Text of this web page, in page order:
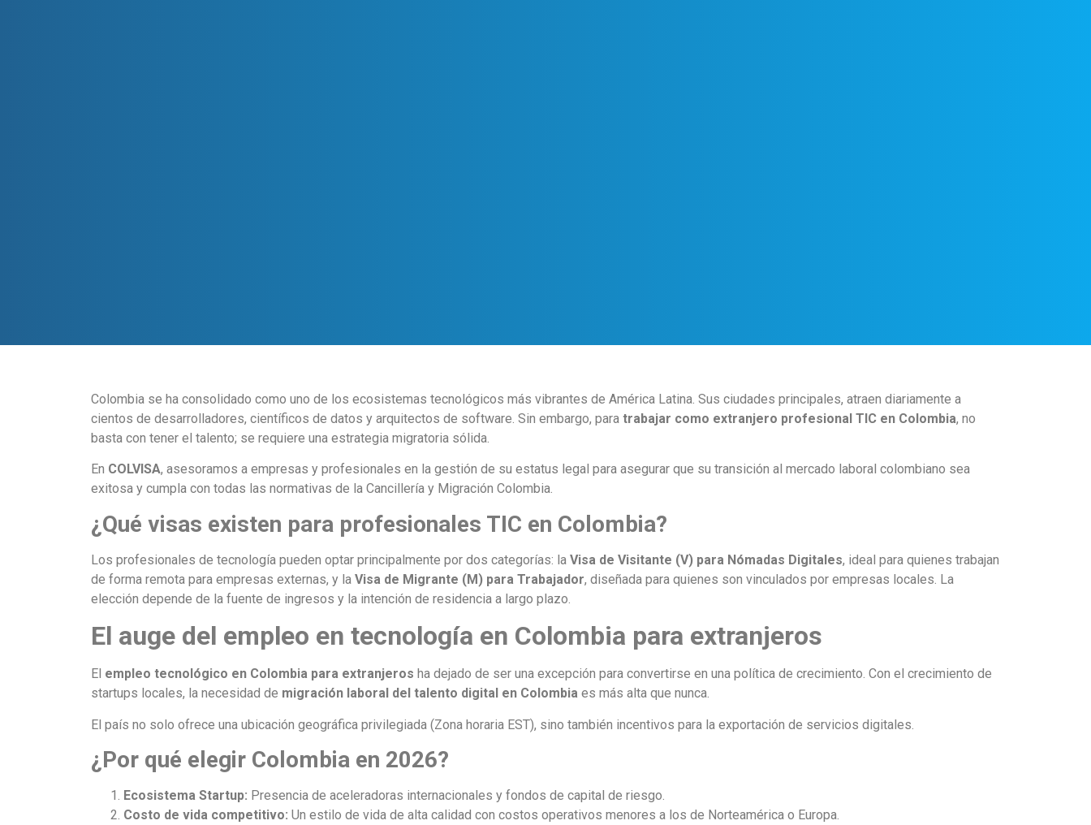
Colombia se ha consolidado como uno de los ecosistemas tecnológicos más vibrantes de América Latina. Sus ciudades principales, atraen diariamente a
cientos de desarrolladores, científicos de datos y arquitectos de software. Sin embargo, para trabajar como extranjero profesional TIC en Colombia, no
basta con tener el talento; se requiere una estrategia migratoria sólida.
En COLVISA, asesoramos a empresas y profesionales en la gestión de su estatus legal para asegurar que su transición al mercado laboral colombiano sea
exitosa y cumpla con todas las normativas de la Cancillería y Migración Colombia.
¿Qué visas existen para profesionales TIC en Colombia?
Los profesionales de tecnología pueden optar principalmente por dos categorías: la Visa de Visitante (V) para Nómadas Digitales, ideal para quienes trabajan
de forma remota para empresas externas, y la Visa de Migrante (M) para Trabajador, diseñada para quienes son vinculados por empresas locales. La
elección depende de la fuente de ingresos y la intención de residencia a largo plazo.
El auge del empleo en tecnología en Colombia para extranjeros
El empleo tecnológico en Colombia para extranjeros ha dejado de ser una excepción para convertirse en una política de crecimiento. Con el crecimiento de
startups locales, la necesidad de migración laboral del talento digital en Colombia es más alta que nunca.
El país no solo ofrece una ubicación geográfica privilegiada (Zona horaria EST), sino también incentivos para la exportación de servicios digitales.
¿Por qué elegir Colombia en 2026?
Ecosistema Startup: Presencia de aceleradoras internacionales y fondos de capital de riesgo.
Costo de vida competitivo: Un estilo de vida de alta calidad con costos operativos menores a los de Norteamérica o Europa.